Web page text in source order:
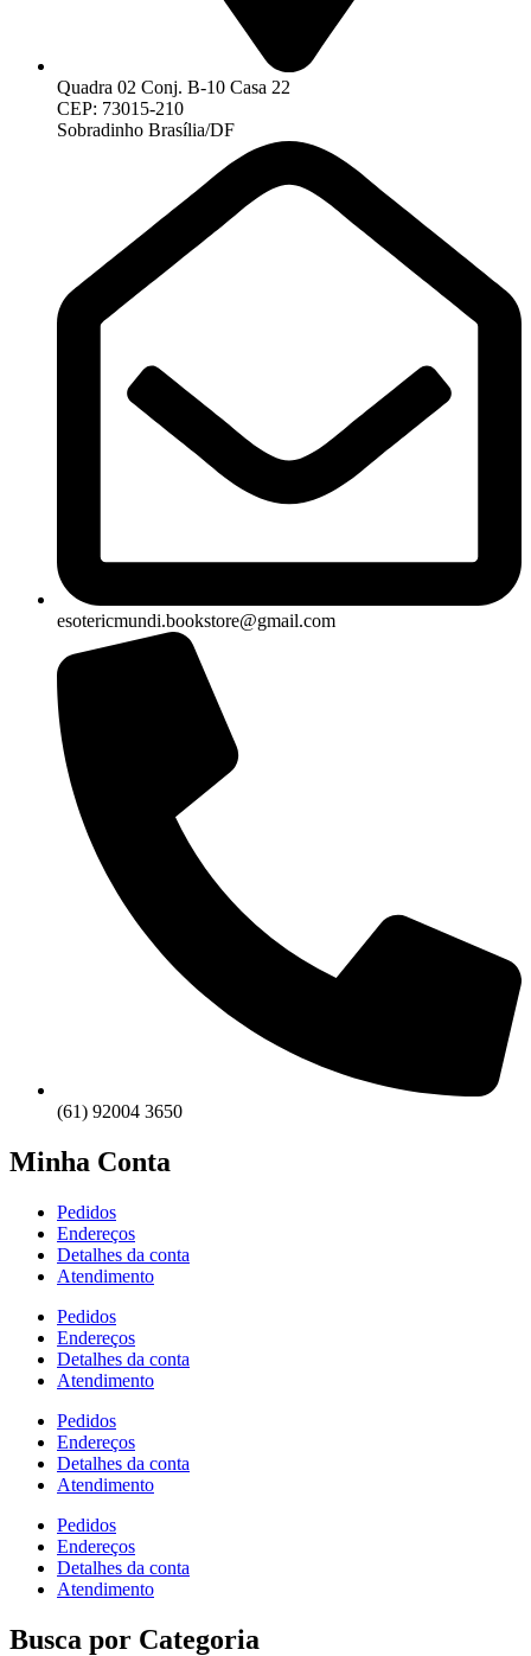
Quadra 02 Conj. B-10 Casa 22
CEP: 73015-210
Sobradinho Brasília/DF
esotericmundi.bookstore@gmail.com
(61) 92004 3650
Minha Conta
Pedidos
Endereços
Detalhes da conta
Atendimento
Pedidos
Endereços
Detalhes da conta
Atendimento
Pedidos
Endereços
Detalhes da conta
Atendimento
Pedidos
Endereços
Detalhes da conta
Atendimento
Busca por Categoria